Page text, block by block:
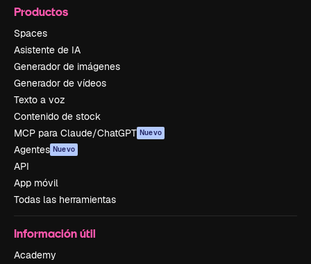
Productos
Spaces
Asistente de IA
Generador de imágenes
Generador de vídeos
Texto a voz
Contenido de stock
MCP para Claude/ChatGPT Nuevo
Agentes Nuevo
API
App móvil
Todas las herramientas
Información útil
Academy